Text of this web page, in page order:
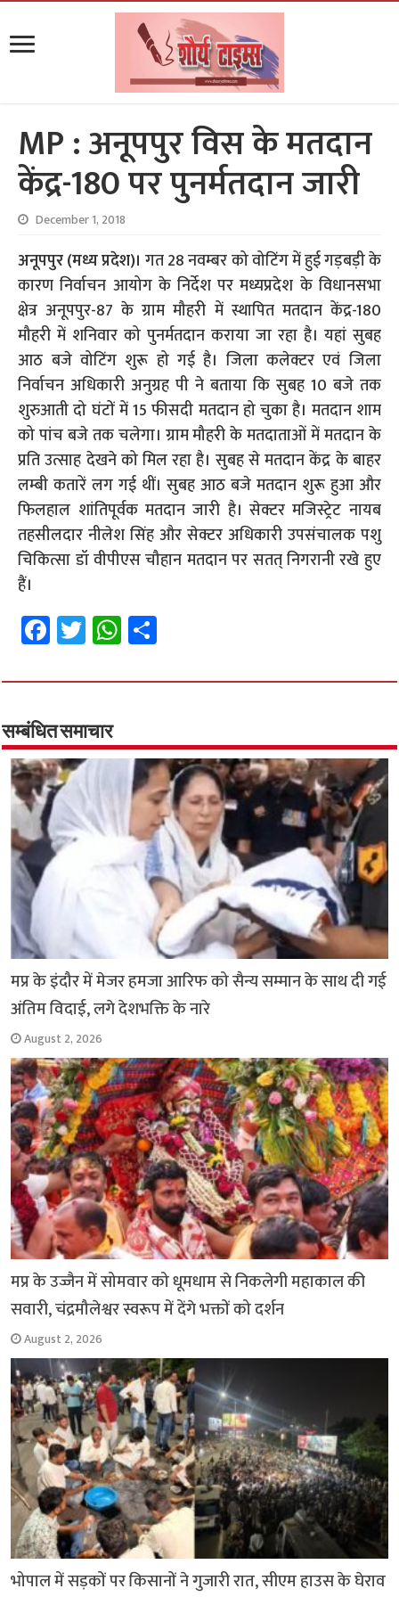
MP : अनूपपुर विस के मतदान
केंद्र-180 पर पुनर्मतदान जारी
December 1, 2018
अनूपपुर (मध्य प्रदेश)। गत 28 नवम्बर को वोटिंग में हुई गड़बड़ी के
कारण निर्वाचन आयोग के निर्देश पर मध्यप्रदेश के विधानसभा
क्षेत्र अनूपपुर-87 के ग्राम मौहरी में स्थापित मतदान केंद्र-180
मौहरी में शनिवार को पुनर्मतदान कराया जा रहा है। यहां सुबह
आठ बजे वोटिंग शुरू हो गई है। जिला कलेक्टर एवं जिला
निर्वाचन अधिकारी अनुग्रह पी ने बताया कि सुबह 10 बजे तक
शुरुआती दो घंटों में 15 फीसदी मतदान हो चुका है। मतदान शाम
को पांच बजे तक चलेगा। ग्राम मौहरी के मतदाताओं में मतदान के
प्रति उत्साह देखने को मिल रहा है। सुबह से मतदान केंद्र के बाहर
लम्बी कतारें लग गई थीं। सुबह आठ बजे मतदान शुरू हुआ और
फिलहाल शांतिपूर्वक मतदान जारी है। सेक्टर मजिस्ट्रेट नायब
तहसीलदार नीलेश सिंह और सेक्टर अधिकारी उपसंचालक पशु
चिकित्सा डॉ वीपीएस चौहान मतदान पर सतत् निगरानी रखे हुए
हैं।
Fa
ce
b
o
o
k
T
wi
tt
er
W
h
at
p
p
ar
सम्बंधित समाचार
मप्र के इंदौर में मेजर हमजा आरिफ को सैन्य सम्मान के साथ दी गई
अंतिम विदाई, लगे देशभक्ति के नारे
August 2, 2026
मप्र के उज्जैन में सोमवार को धूमधाम से निकलेगी महाकाल की
सवारी, चंद्रमौलेश्वर स्वरूप में देंगे भक्तों को दर्शन
August 2, 2026
भोपाल में सड़कों पर किसानों ने गुजारी रात, सीएम हाउस के घेराव